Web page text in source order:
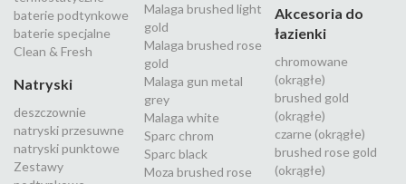
baterie podtynkowe
baterie specjalne
Clean & Fresh
Natryski
deszczownie
natryski przesuwne
natryski punktowe
Zestawy
Malaga brushed light
gold
Malaga brushed rose
gold
Malaga gun metal
grey
Malaga white
Sparc chrom
Sparc black
Moza brushed rose
Akcesoria do
łazienki
chromowane
(okrągłe)
brushed gold
(okrągłe)
czarne (okrągłe)
brushed rose gold
(okrągłe)